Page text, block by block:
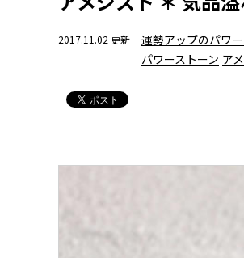
2017.11.02 更新
運勢アップのパワ
パワーストーン ア